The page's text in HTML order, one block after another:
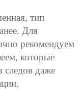
тип
Для
рекомендуем
которые
следов даже